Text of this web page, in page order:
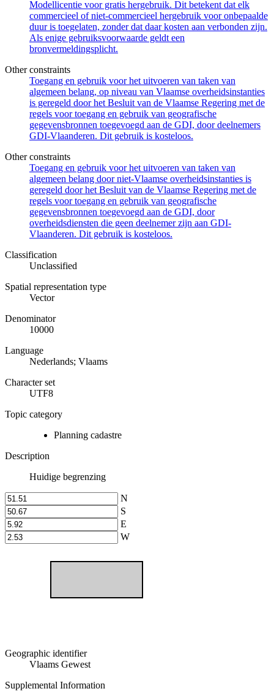
Modellicentie voor gratis hergebruik. Dit betekent dat elk
commercieel of niet-commercieel hergebruik voor onbepaalde
duur is toegelaten, zonder dat daar kosten aan verbonden zijn.
Als enige gebruiksvoorwaarde geldt een
bronvermeldingsplicht.
Other constraints
Toegang en gebruik voor het uitvoeren van taken van
algemeen belang, op niveau van Vlaamse overheidsinstanties
is geregeld door het Besluit van de Vlaamse Regering met de
regels voor toegang en gebruik van geografische
gegevensbronnen toegevoegd aan de GDI, door deelnemers
GDI-Vlaanderen. Dit gebruik is kosteloos.
Other constraints
Toegang en gebruik voor het uitvoeren van taken van
algemeen belang door niet-Vlaamse overheidsinstanties is
geregeld door het Besluit van de Vlaamse Regering met de
regels voor toegang en gebruik van geografische
gegevensbronnen toegevoegd aan de GDI, door
overheidsdiensten die geen deelnemer zijn aan GDI-
Vlaanderen. Dit gebruik is kosteloos.
Classification
Unclassified
Spatial representation type
Vector
Denominator
10000
Language
Nederlands; Vlaams
Character set
UTF8
Topic category
Planning cadastre
Description
Huidige begrenzing
N
S
E
W
Geographic identifier
Vlaams Gewest
Supplemental Information